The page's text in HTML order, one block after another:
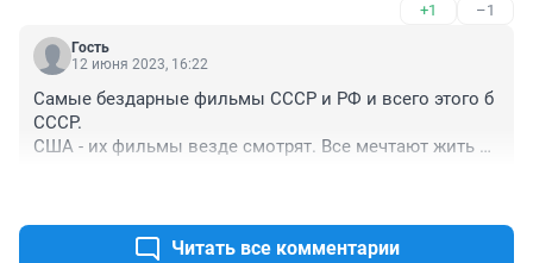
+1 –1
Гость
12 июня 2023, 16:22
Самые бездарные фильмы СССР и РФ и всего этого б
СССР.
США - их фильмы везде смотрят. Все мечтают жить в
Читать все комментарии